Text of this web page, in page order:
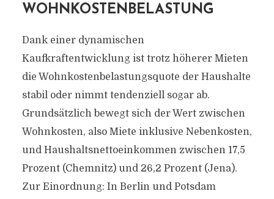
WOHNKOSTENBELASTUNG
Dank einer dynamischen
Kaufkraftentwicklung ist trotz höherer Mieten
die Wohnkostenbelastungsquote der Haushalte
stabil oder nimmt tendenziell sogar ab.
Grundsätzlich bewegt sich der Wert zwischen
Wohnkosten, also Miete inklusive Nebenkosten,
und Haushaltsnettoeinkommen zwischen 17,5
Prozent (Chemnitz) und 26,2 Prozent (Jena).
Zur Einordnung: In Berlin und Potsdam